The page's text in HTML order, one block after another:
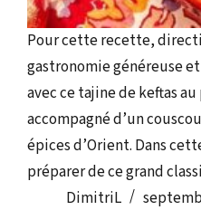
Pour cette recette,
gastronomie généreuse
avec ce tajine de keftas
accompagné d’un
épices d’Orient. Dans
préparer de ce grand
DimitriL